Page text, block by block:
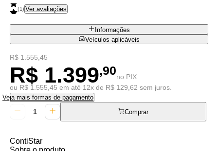
(1) Ver avaliações
Informações
Veículos aplicáveis
R$ 1.555,45
R$ 1.399,90no PIX
ou R$ 1.555,45 em até 12x de R$ 129,62 sem juros.
Veja mais formas de pagamento
Comprar
ContiStar